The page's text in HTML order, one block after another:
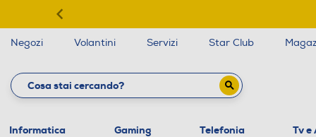
Negozi Volantini Servizi Star Club
Informatica Gaming Telefonia Tv e